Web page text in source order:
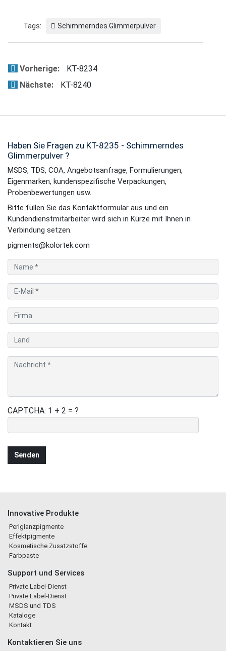
Tags: Schimmerndes Glimmerpulver
Vorherige:
KT-8234
Nächste:
KT-8240
Haben Sie Fragen zu KT-8235 - Schimmerndes
Glimmerpulver ?
MSDS, TDS, COA, Angebotsanfrage, Formulierungen,
Eigenmarken, kundenspezifische Verpackungen,
Probenbewertungen usw.
Bitte füllen Sie das Kontaktformular aus und ein
Kundendienstmitarbeiter wird sich in Kürze mit Ihnen in
Verbindung setzen.
pigments@kolortek.com
CAPTCHA: 1 + 2 = ?
Innovative Produkte
Perlglanzpigmente
Effektpigmente
Kosmetische Zusatzstoffe
Farbpaste
Support und Services
Private Label-Dienst
Private Label-Dienst
MSDS und TDS
Kataloge
Kontakt
Kontaktieren Sie uns